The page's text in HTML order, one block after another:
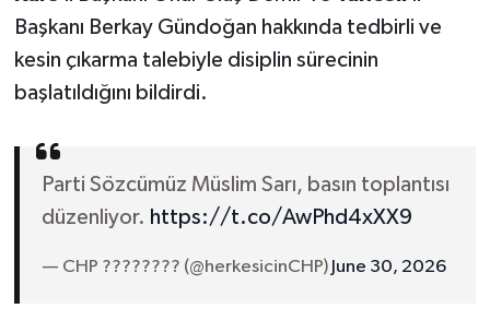
Başkanı Berkay Gündoğan hakkında tedbirli ve
kesin çıkarma talebiyle disiplin sürecinin
başlatıldığını bildirdi.
Parti Sözcümüz Müslim Sarı, basın toplantısı
düzenliyor. https://t.co/AwPhd4xXX9
— CHP ???????? (@herkesicinCHP) June 30, 2026